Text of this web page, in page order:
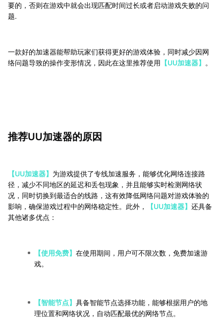
要的，否则在游戏中就会出现匹配时间过长或者启动游戏失败的问
题.
一款好的加速器能帮助玩家们获得更好的游戏体验，同时减少因网
络问题导致的操作变形情况，因此在这里推荐使用 【UU加速器】 。
推荐UU加速器的原因
【UU加速器】 为游戏提供了专线加速服务，能够优化网络连接路
径，减少不同地区的延迟和丢包现象，并且能够实时检测网络状
况，同时切换到最适合的线路，这有效降低网络问题对游戏体验的
影响，确保游戏过程中的网络稳定性。此外，
【UU加速器】 还具备
其他诸多优点：
【使用免费】 在使用期间，用户可不限次数，免费加速游
戏。
【智能节点】 具备智能节点选择功能，能够根据用户的地
理位置和网络状况，自动匹配最优的网络节点。